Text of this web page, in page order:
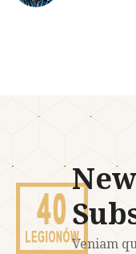
Veniam